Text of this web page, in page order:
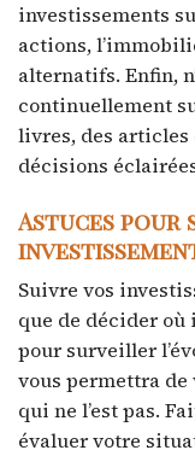
investissements
actions,
alternatifs. Enfin,
continuellement
livres, des articles
décisions
Astuces pour
Suivre vos
que de décider
pour surveiller
vous permettra
qui ne l’est pas.
évaluer votre